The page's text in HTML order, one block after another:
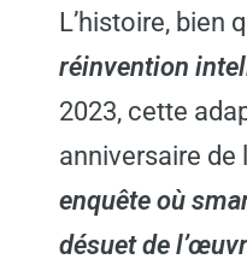
L’histoire, bien
réinvention
2023, cette
anniversaire de
enquête où
désuet de